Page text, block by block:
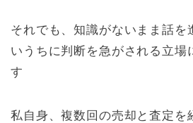
それでも、知識がないまま話を
いうちに判断を急がされる立場
す
私自身、複数回の売却と査定を